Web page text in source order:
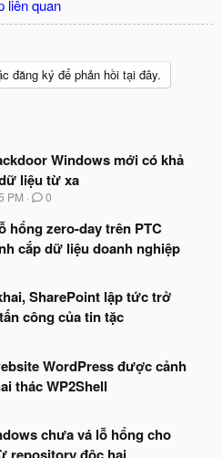
liên quan
đăng ký để phản hồi tại đây.
Windows mới có khả
liệu từ xa
PM 0
hổng zero-day trên PTC
cắp dữ liệu doanh nghiệp
SharePoint lập tức trở
công của tin tặc
WordPress được cảnh
thác WP2Shell
chưa vá lỗ hổng cho